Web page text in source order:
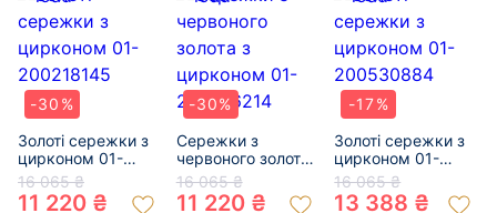
-30%
Золоті сережки з
цирконом 01-
200218145
16 065 ₴
11 220 ₴
-30%
Сережки з
червоного золота
з цирконом 01-
200276214
16 065 ₴
11 220 ₴
-17%
Золоті сережки з
цирконом 01-
200530884
16 065 ₴
13 388 ₴